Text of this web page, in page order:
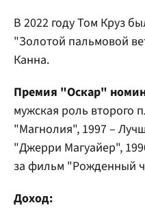
В 2022 году Том Круз
"Золотой пальмовой
Канна.
Премия "Оскар"
мужская роль второго
"Магнолия", 1997 –
"Джерри Магуайер",
за фильм "Рожденный
Доход: